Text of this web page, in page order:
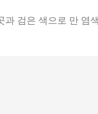
검은 색으로 만 염